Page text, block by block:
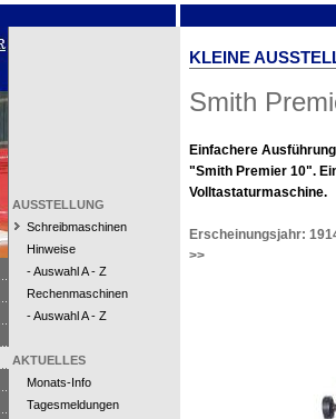
AUSSTELLUNG
Schreibmaschinen
Hinweise
- Auswahl A - Z
Rechenmaschinen
- Auswahl A - Z
AKTUELLES
Monats-Info
Tagesmeldungen
KLEINE
Smith
Einfachere
"Smith Premier 10".
Volltastaturmaschine.
Erscheinungsjahr:
>>